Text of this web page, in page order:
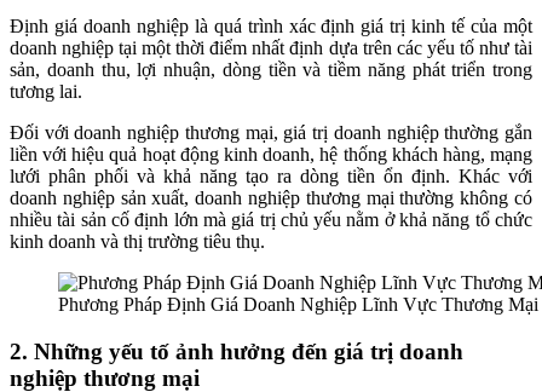
Định giá doanh nghiệp là quá trình xác định giá trị kinh tế của một
doanh nghiệp tại một thời điểm nhất định dựa trên các yếu tố như tài
sản, doanh thu, lợi nhuận, dòng tiền và tiềm năng phát triển trong
tương lai.
Đối với doanh nghiệp thương mại, giá trị doanh nghiệp thường gắn
liền với hiệu quả hoạt động kinh doanh, hệ thống khách hàng, mạng
lưới phân phối và khả năng tạo ra dòng tiền ổn định. Khác với
doanh nghiệp sản xuất, doanh nghiệp thương mại thường không có
nhiều tài sản cố định lớn mà giá trị chủ yếu nằm ở khả năng tổ chức
kinh doanh và thị trường tiêu thụ.
Phương Pháp Định Giá Doanh Nghiệp Lĩnh Vực Thương
2. Những yếu tố ảnh hưởng đến giá trị doanh
nghiệp thương mại